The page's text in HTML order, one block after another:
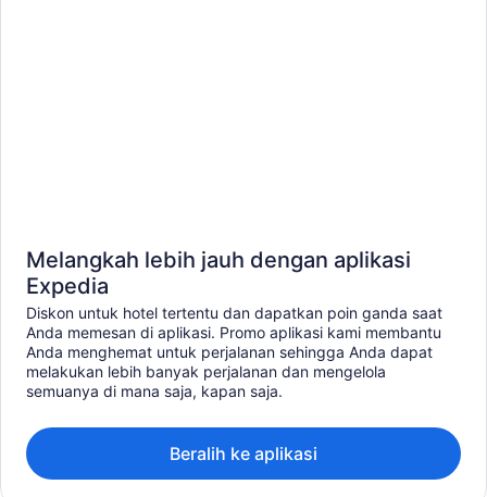
Melangkah lebih jauh dengan aplikasi
Expedia
Diskon untuk hotel tertentu dan dapatkan poin ganda saat
Anda memesan di aplikasi. Promo aplikasi kami membantu
Anda menghemat untuk perjalanan sehingga Anda dapat
melakukan lebih banyak perjalanan dan mengelola
semuanya di mana saja, kapan saja.
Beralih ke aplikasi